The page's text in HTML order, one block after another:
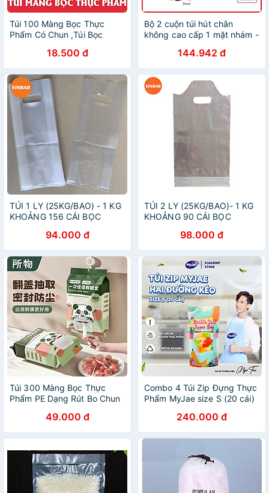
Túi 100 Màng Bọc Thực
Phẩm Có Chun ,Túi Bọc
Đồ Ăn Co Giãn Tái Sử Dụng
18.500 đ
Bộ 2 cuộn túi hút chân
không cao cấp 1 mặt nhám -
kích thước khác nhau) -
Hàng chính hãng
144.942 đ
TÚI 1 LY (25KG/BAO) - 1 KG
KHOẢNG 156 CÁI BỌC
94.000 đ
TÚI 2 LY (25KG/BAO)- 1 KG
KHOẢNG 90 CÁI BỌC
98.000 đ
Túi 300 Màng Bọc Thực
Phẩm PE Dạng Rút Bo Chun
Giãn Bọc Tô Chén Đĩa -
HÀNG CHÍNH HÃNG MINIIN
49.000 đ
Combo 4 Túi Zip Đựng Thực
Phẩm MyJae size S (20 cái)
240.000 đ